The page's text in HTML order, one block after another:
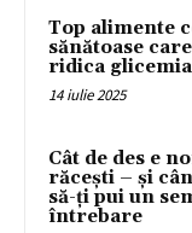
Top alimente
sănătoase
ridica glicemia
14 iulie 2025
Cât de des e
răcești – și
să-ți pui un
întrebare